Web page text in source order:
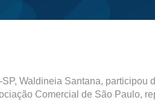
Waldineia Santana, participou
Comercial de São Paulo,